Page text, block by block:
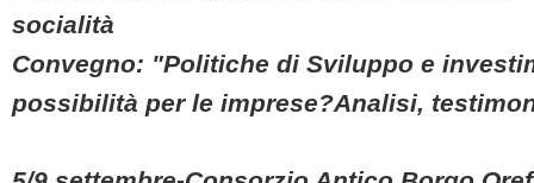
socialità
Convegno: "Politiche di Sviluppo e
possibilità per le imprese?Analisi,